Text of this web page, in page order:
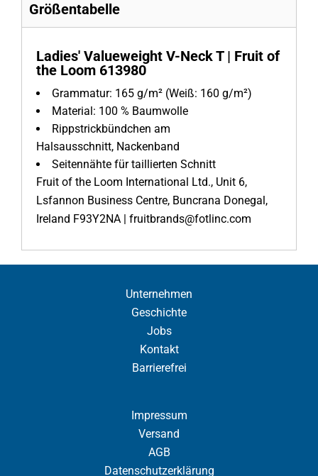
Größentabelle
Ladies' Valueweight V-Neck T | Fruit of
the Loom 613980
Grammatur: 165 g/m² (Weiß: 160 g/m²)
Material: 100 % Baumwolle
Rippstrickbündchen am
Halsausschnitt, Nackenband
Seitennähte für taillierten Schnitt
Fruit of the Loom International Ltd., Unit 6,
Lsfannon Business Centre, Buncrana Donegal,
Ireland F93Y2NA | fruitbrands@fotlinc.com
Unternehmen
Geschichte
Jobs
Kontakt
Barrierefrei
Impressum
Versand
AGB
Datenschutzerklärung